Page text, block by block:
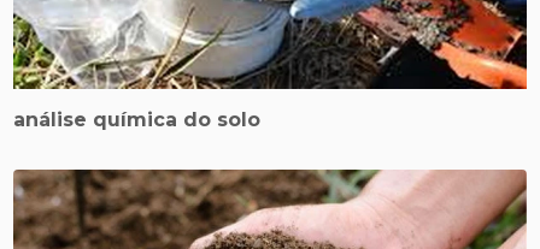
análise química do solo